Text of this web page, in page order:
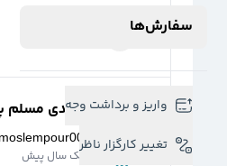
سفارش‌ها
واریز و برداشت وجه
تغییر کارگزار ناظر
مهدی مسلم
یک سال پیش